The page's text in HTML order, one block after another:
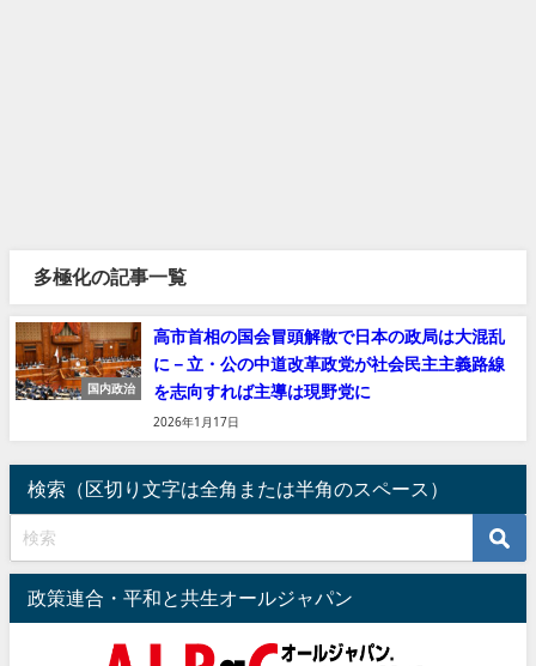
多極化の記事一覧
国内政治
高市首相の国会冒頭解散で日本の政局は大混乱
に－立・公の中道改革政党が社会民主主義路線
を志向すれば主導は現野党に
2026年1月17日
検索（区切り文字は全角または半角のスペース）
政策連合・平和と共生オールジャパン